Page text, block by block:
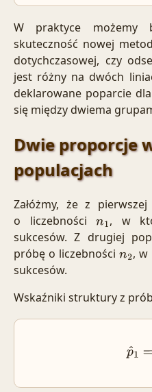
W praktyce możemy
skuteczność nowej
dotychczasowej, czy
jest różny na dwóch
deklarowane poparcie
się między dwiema
Dwie proporcje
populacjach
Załóżmy, że z
o liczebnościn1, w
sukcesów. Z drugiej
próbę o liczebnościn2, w
sukcesów.
Wskaźniki struktury z
p^ 1=